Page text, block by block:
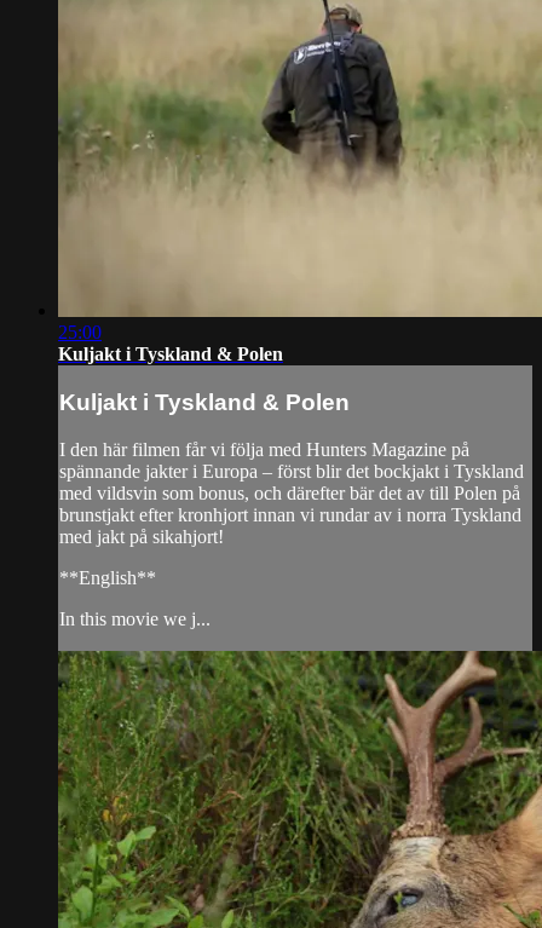
25:00
Kuljakt i Tyskland & Polen
Kuljakt i Tyskland & Polen
I den här filmen får vi följa med Hunters Magazine på
spännande jakter i Europa – först blir det bockjakt i Tyskland
med vildsvin som bonus, och därefter bär det av till Polen på
brunstjakt efter kronhjort innan vi rundar av i norra Tyskland
med jakt på sikahjort!
**English**
In this movie we j...